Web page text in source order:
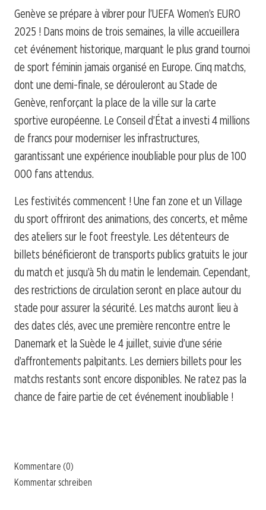
Genève se prépare à vibrer pour l’UEFA Women’s EURO
2025 ! Dans moins de trois semaines, la ville accueillera
cet événement historique, marquant le plus grand tournoi
de sport féminin jamais organisé en Europe. Cinq matchs,
dont une demi-finale, se dérouleront au Stade de
Genève, renforçant la place de la ville sur la carte
sportive européenne. Le Conseil d’État a investi 4 millions
de francs pour moderniser les infrastructures,
garantissant une expérience inoubliable pour plus de 100
000 fans attendus.
Les festivités commencent ! Une fan zone et un Village
du sport offriront des animations, des concerts, et même
des ateliers sur le foot freestyle. Les détenteurs de
billets bénéficieront de transports publics gratuits le jour
du match et jusqu’à 5h du matin le lendemain. Cependant,
des restrictions de circulation seront en place autour du
stade pour assurer la sécurité. Les matchs auront lieu à
des dates clés, avec une première rencontre entre le
Danemark et la Suède le 4 juillet, suivie d’une série
d’affrontements palpitants. Les derniers billets pour les
matchs restants sont encore disponibles. Ne ratez pas la
chance de faire partie de cet événement inoubliable !
Kommentare (0)
Kommentar schreiben